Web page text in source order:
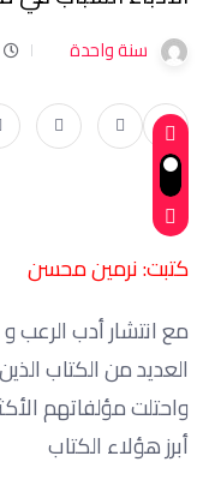
سنة واحدة
كتبت: نرمين محسن
مع انتشار أدب الرعب
العديد من الكتاب
واحتلت مؤلفاتهم
أبرز هؤلاء الكتاب